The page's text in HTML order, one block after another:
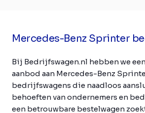
Mercedes-Benz Sprinter
Bij Bedrijfswagen.nl hebben we
aanbod aan Mercedes-Benz
bedrijfswagens die naadloos
behoeften van ondernemers en
een betrouwbare bestelwagen